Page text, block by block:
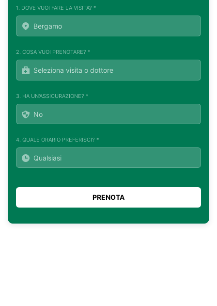
1. DOVE VUOI FARE LA VISITA? *
2. COSA VUOI PRENOTARE? *
3. HA UN'ASSICURAZIONE? *
4. QUALE ORARIO PREFERISCI? *